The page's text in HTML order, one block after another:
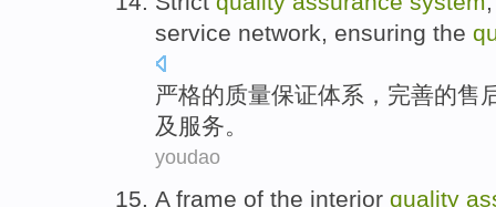
service network, ensuring the
严格的质量保证体系 ， 完善的售
及 服务。
youdao
A frame of the interior quality